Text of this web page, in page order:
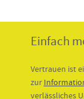
Einfach
Vertrauen ist
zur
verlässliches